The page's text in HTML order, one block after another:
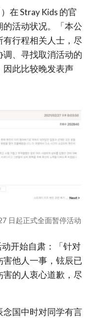
在 Stray Kids 的官
活动状况。「本公
行程相关人士，尽
、寻找取消活动的
因此比较晚发表声
日起正式全面暂停活动
开始自肃：「针对
他人一事，铉辰已
的人衷心道歉，尽
念国中时对同学有言